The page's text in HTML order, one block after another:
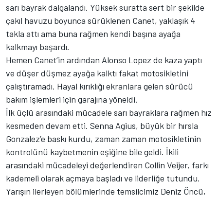
sarı bayrak dalgalandı. Yüksek suratta sert bir şekilde
çakıl havuzu boyunca sürüklenen Canet, yaklaşık 4
takla attı ama buna rağmen kendi başına ayağa
kalkmayı başardı.
Hemen Canet’in ardından Alonso Lopez de kaza yaptı
ve düşer düşmez ayağa kalktı fakat motosikletini
çalıştıramadı. Hayal kırıklığı ekranlara gelen sürücü
bakım işlemleri için garajına yöneldi.
İlk üçlü arasındaki mücadele sarı bayraklara rağmen hız
kesmeden devam etti. Senna Agius, büyük bir hırsla
Gonzalez’e baskı kurdu, zaman zaman motosikletinin
kontrolünü kaybetmenin eşiğine bile geldi. İkili
arasındaki mücadeleyi değerlendiren Collin Veijer, farkı
kademeli olarak açmaya başladı ve liderliğe tutundu.
Yarışın ilerleyen bölümlerinde temsilcimiz Deniz Öncü,